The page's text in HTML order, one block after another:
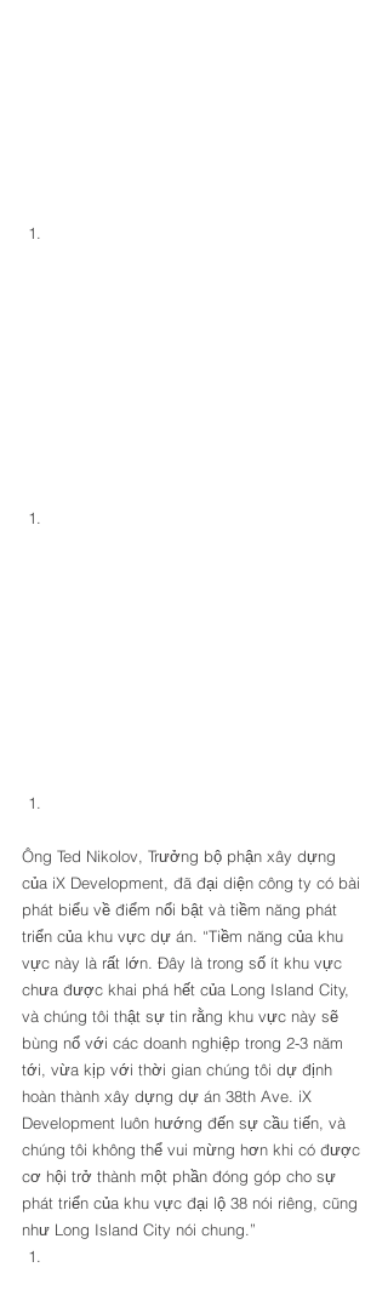
Ông Ted Nikolov, Trưởng bộ phận xây dựng
của iX Development, đã đại diện công ty có bài
phát biểu về điểm nổi bật và tiềm năng phát
triển của khu vực dự án. “Tiềm năng của khu
vực này là rất lớn. Đây là trong số ít khu vực
chưa được khai phá hết của Long Island City,
và chúng tôi thật sự tin rằng khu vực này sẽ
bùng nổ với các doanh nghiệp trong 2-3 năm
tới, vừa kịp với thời gian chúng tôi dự định
hoàn thành xây dựng dự án 38th Ave. iX
Development luôn hướng đến sự cầu tiến, và
chúng tôi không thể vui mừng hơn khi có được
cơ hội trở thành một phần đóng góp cho sự
phát triển của khu vực đại lộ 38 nói riêng, cũng
như Long Island City nói chung.”